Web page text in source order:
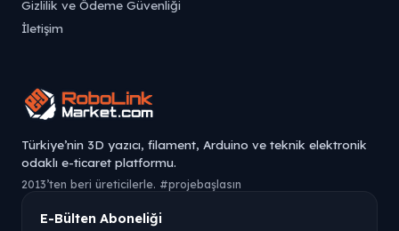
Gizlilik ve Ödeme Güvenliği
İletişim
Türkiye’nin 3D yazıcı, filament, Arduino ve teknik elektronik
odaklı e-ticaret platformu.
2013’ten beri üreticilerle. #projebaşlasın
E-Bülten Aboneliği